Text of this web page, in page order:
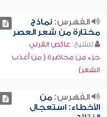
الفهرس:نماذج
مختارة من شعر العصر
للشيخ: عائض القرني
جزء من محاضرة ( من أعذب
الشعر)
الفهرس:من
الأخطاء: استعجال